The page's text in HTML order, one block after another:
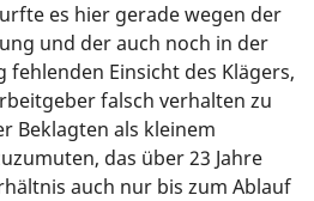
es hier gerade wegen der
und der auch noch in der
Einsicht des Klägers,
falsch verhalten zu
Beklagten als kleinem
das über 23 Jahre
auch nur bis zum Ablauf